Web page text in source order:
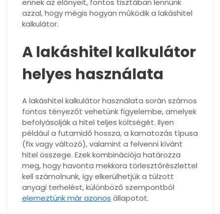
azzal, hogy mégis hogyan működik a lakáshitel
kalkulátor.
A lakáshitel kalkulátor
helyes használata
A lakáshitel kalkulátor használata során számos
fontos tényezőt vehetünk figyelembe, amelyek
befolyásolják a hitel teljes költségét. Ilyen
például a futamidő hossza, a kamatozás típusa
(fix vagy változó), valamint a felvenni kívánt
hitel összege. Ezek kombinációja határozza
meg, hogy havonta mekkora törlesztőrészlettel
kell számolnunk, így elkerülhetjük a túlzott
anyagi terhelést, különböző szempontból
elemeztünk már azonos állapotot.